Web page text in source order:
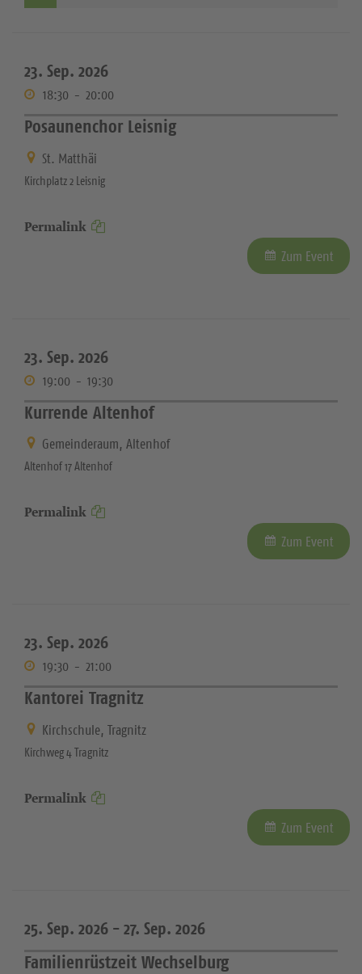
23. Sep. 2026
18:30 - 20:00
Posaunenchor Leisnig
St. Matthäi
Kirchplatz 2 Leisnig
Permalink
Zum Event
23. Sep. 2026
19:00 - 19:30
Kurrende Altenhof
Gemeinderaum, Altenhof
Altenhof 17 Altenhof
Permalink
Zum Event
23. Sep. 2026
19:30 - 21:00
Kantorei Tragnitz
Kirchschule, Tragnitz
Kirchweg 4 Tragnitz
Permalink
Zum Event
25. Sep. 2026 - 27. Sep. 2026
Familienrüstzeit Wechselburg